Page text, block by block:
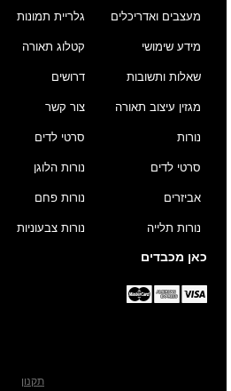
מעצבים ואדריכלים
מידע שימושי
שאלות ותשובות
מגזין עיצוב תאורה
גלריית תמונות
קטלוג תאורה
דרושים
צור קשר
נורות
סרטי לדים
אביזרים
נורות תלייה
סרטי לדים
נורות הלוגן
נורות פחם
נורות צבעוניות
כאן מכבדים
תקנון